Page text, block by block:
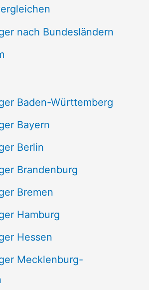
nach Bundesländern
Baden-Württemberg
Bayern
Berlin
Brandenburg
Bremen
Hamburg
Hessen
Mecklenburg-